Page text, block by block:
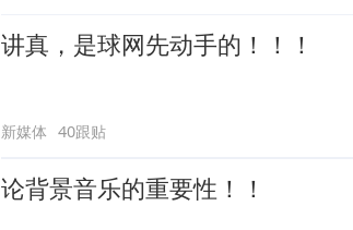
讲真，是球网先动手的！！！
新媒体 40跟贴
论背景音乐的重要性！！